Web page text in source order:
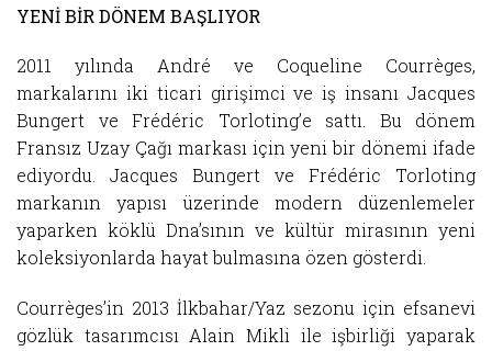
YENİ BİR DÖNEM BAŞLIYOR
2011 yılında André ve Coqueline Courrèges,
markalarını iki ticari girişimci ve iş insanı Jacques
Bungert ve Frédéric Torloting’e sattı. Bu dönem
Fransız Uzay Çağı markası için yeni bir dönemi ifade
ediyordu. Jacques Bungert ve Frédéric Torloting
markanın yapısı üzerinde modern düzenlemeler
yaparken köklü Dna’sının ve kültür mirasının yeni
koleksiyonlarda hayat bulmasına özen gösterdi.
Courrèges’in 2013 İlkbahar/Yaz sezonu için efsanevi
gözlük tasarımcısı Alain Mikli ile işbirliği yaparak